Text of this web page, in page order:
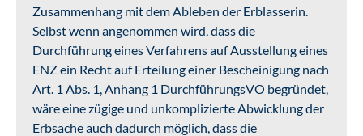
Zusammenhang mit dem Ableben der Erblasserin.
Selbst wenn angenommen wird, dass die
Durchführung eines Verfahrens auf Ausstellung eines
ENZ ein Recht auf Erteilung einer Bescheinigung nach
Art. 1 Abs. 1, Anhang 1 DurchführungsVO begründet,
wäre eine zügige und unkomplizierte Abwicklung der
Erbsache auch dadurch möglich, dass die